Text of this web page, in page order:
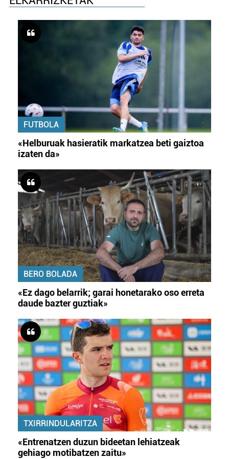
FUTBOLA
«Helburuak hasieratik markatzea beti gaiztoa
izaten da»
BERO BOLADA
«Ez dago belarrik; garai honetarako oso erreta
daude bazter guztiak»
TXIRRINDULARITZA
«Entrenatzen duzun bideetan lehiatzeak
gehiago motibatzen zaitu»